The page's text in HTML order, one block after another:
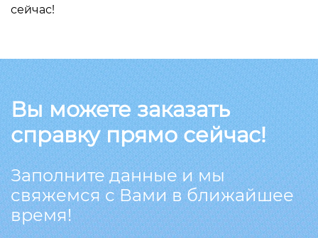
сейчас!
Вы можете заказать
справку прямо сейчас!
Заполните данные и мы
свяжемся с Вами в ближайшее
время!